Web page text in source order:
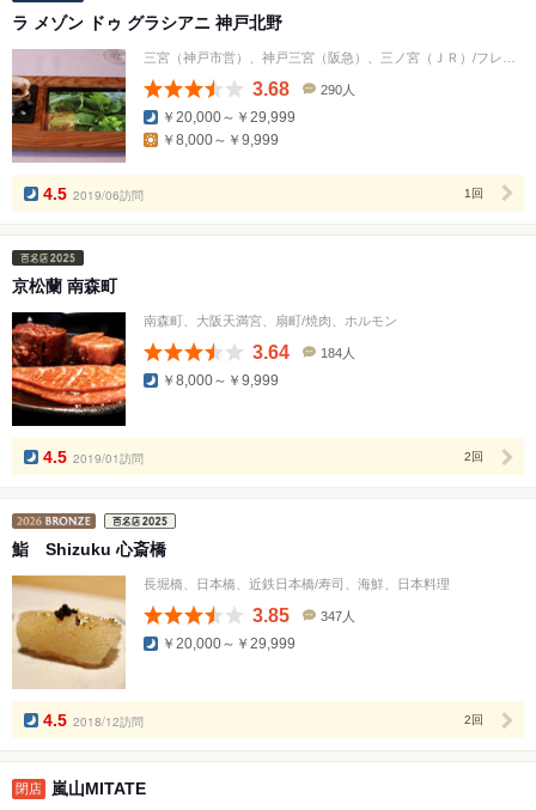
ラ メゾン ドゥ グラシアニ 神戸北野
3.68
数
290人
￥20,000～￥29,999
￥8,000～￥9,999
4.5 2019/06訪問 1回
京松蘭 南森町
南森町、大阪天満宮、扇町/焼肉、ホルモン
3.64
数
184人
￥8,000～￥9,999
4.5 2019/01訪問 2回
鮨 Shizuku 心斎橋
長堀橋、日本橋、近鉄日本橋/寿司、海鮮、日本料理
3.85
数
347人
￥20,000～￥29,999
4.5 2018/12訪問 2回
閉店 嵐山MITATE